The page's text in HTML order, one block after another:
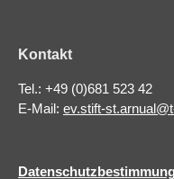
Kontakt
Tel.: +49 (0)681 523 42
E-Mail: ev.stift-